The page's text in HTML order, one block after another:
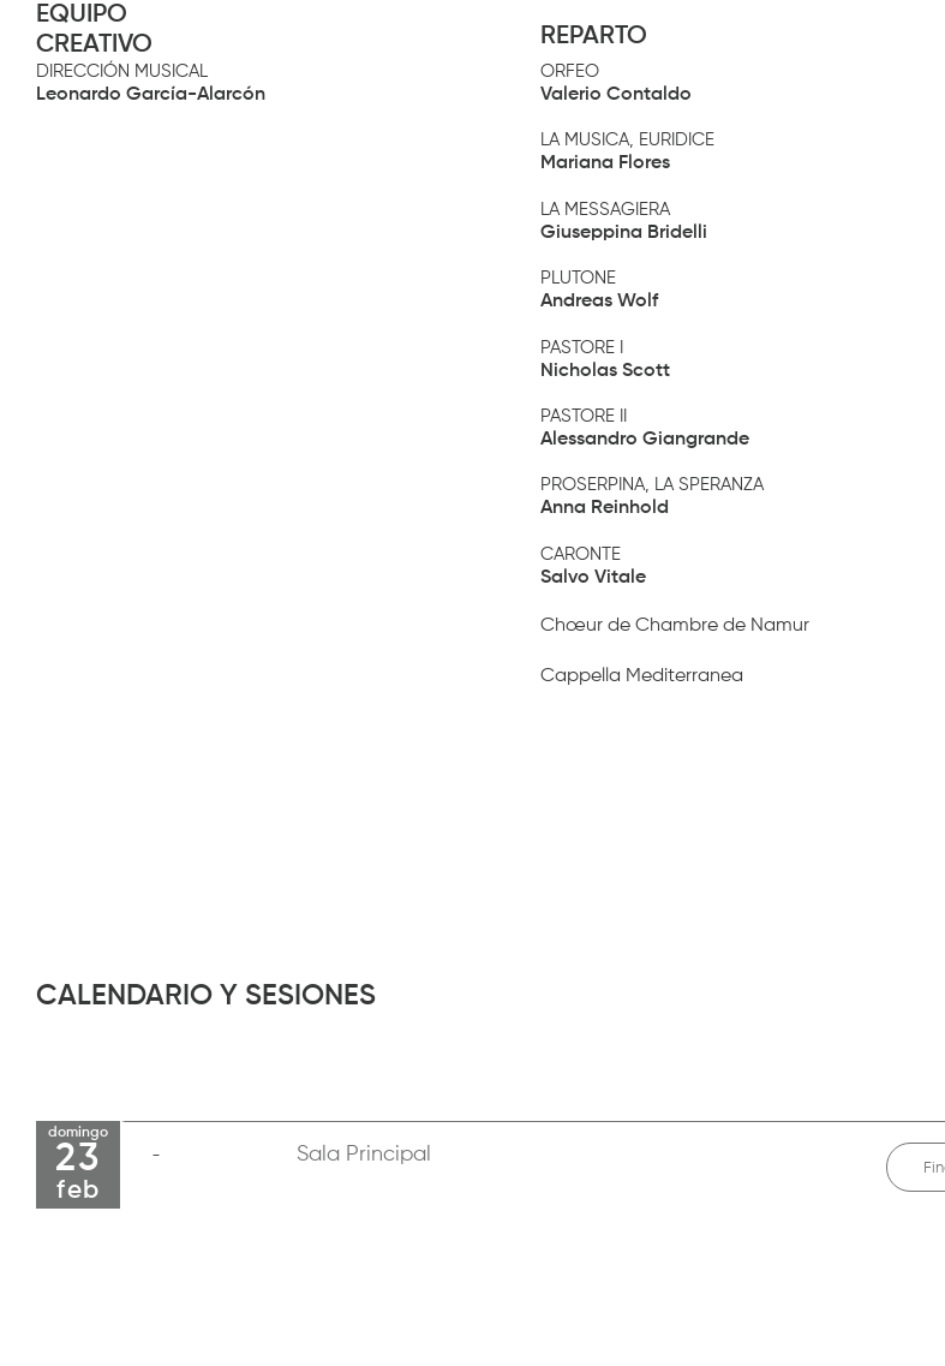
EQUIPO
CREATIVO
DIRECCIÓN MUSICAL
Leonardo García-Alarcón
REPARTO
ORFEO
Valerio Contaldo
LA MUSICA, EURIDICE
Mariana Flores
LA MESSAGIERA
Giuseppina Bridelli
PLUTONE
Andreas Wolf
PASTORE I
Nicholas Scott
PASTORE II
Alessandro Giangrande
PROSERPINA, LA SPERANZA
Anna Reinhold
CARONTE
Salvo Vitale
Chœur de Chambre de Namur
Cappella Mediterranea
CALENDARIO Y SESIONES
domingo
23
feb
Sala Principal